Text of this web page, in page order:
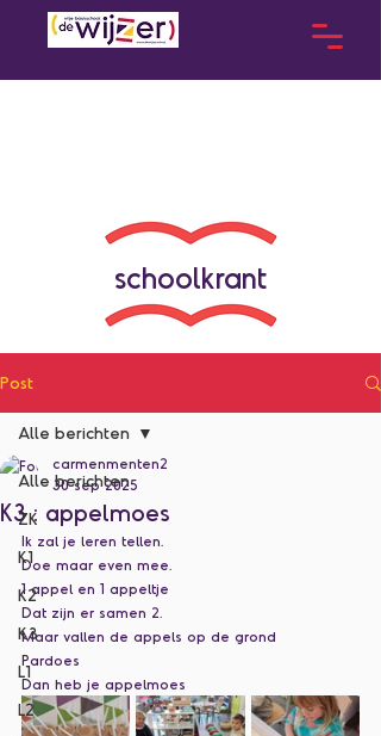
schoolkrant
Post
Alle berichten
ZK
K1
K2
K3
L1
L2
Alle berichten
K3 : appelmoes
carmenmenten2
30 sep 2025
Ik zal je leren tellen.
Doe maar even mee.
1 appel en 1 appeltje
Dat zijn er samen 2.
Maar vallen de appels op de grond
Pardoes
Dan heb je appelmoes